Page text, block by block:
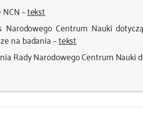
–tekst
Narodowego Centrum Nauki
na badania –tekst
Rady Narodowego Centrum Nauki